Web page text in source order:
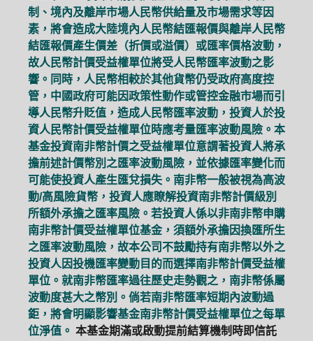
制、境內及離岸市場人民幣供給量及市場需求等因
素，將會造成大陸境內人民幣結匯報價與離岸人民幣
結匯報價產生價差（折價或溢價）或匯率價格波動，
故人民幣計價受益權單位將受人民幣匯率波動之影
響。同時，人民幣相較於其他貨幣仍受政府高度控
管，中國政府可能因政策性動作或管控金融市場而引
導人民幣升貶值，造成人民幣匯率波動，投資人於投
資人民幣計價受益權單位時應考量匯率波動風險。本
基金投資南非幣計價之受益權單位意謂著投資人將承
擔前述計價幣別之匯率波動風險，並依據匯率變化而
可能使投資人產生匯兌損失。南非幣一般被視為高波
動/高風險貨幣，投資人應瞭解投資南非幣計價級別
所額外承擔之匯率風險。若投資人係以非南非幣申購
南非幣計價受益權單位基金，須額外承擔因換匯所生
之匯率波動風險，故本公司不鼓勵持有南非幣以外之
投資人因投機匯率變動目的而選擇南非幣計價受益權
單位。就南非幣匯率過往歷史走勢觀之，南非幣係屬
波動度甚大之幣別。倘若南非幣匯率短期內波動過
鉅，將會明顯影響基金南非幣計價受益權單位之每單
位淨值。 本基金期滿或啟動提前結算機制時即信託